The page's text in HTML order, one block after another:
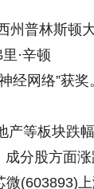
州普林斯顿
·辛顿
经网络”获奖
产等板块跌
分股方面
(603893)